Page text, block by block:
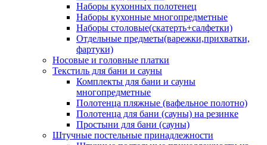
Наборы кухонных полотенец
Наборы кухонные многопредметные
Наборы столовые(скатерть+салфетки)
Отдельные предметы(варежки,прихватки,
фартуки)
Носовые и головные платки
Текстиль для бани и сауны
Комплекты для бани и сауны
многопредметные
Полотенца пляжные (вафельное полотно)
Полотенца для бани (сауны) на резинке
Простыни для бани (сауны)
Штучные постельные принадлежности